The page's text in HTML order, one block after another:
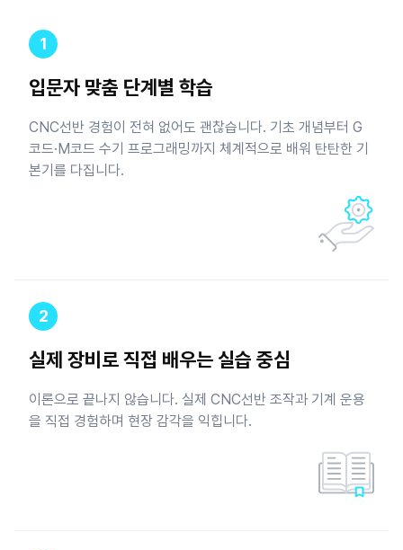
1
입문자 맞춤 단계별 학습
CNC선반 경험이 전혀 없어도 괜찮습니다. 기초 개념부터 G
코드·M코드 수기 프로그래밍까지 체계적으로 배워 탄탄한 기
본기를 다집니다.
2
실제 장비로 직접 배우는 실습 중심
이론으로 끝나지 않습니다. 실제 CNC선반 조작과 기계 운용
을 직접 경험하며 현장 감각을 익힙니다.